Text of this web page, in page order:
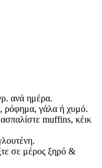
ανά ημέρα.
ρόφημα, γάλα ή χυμό.
muffins, κέικ
σε μέρος ξηρό &